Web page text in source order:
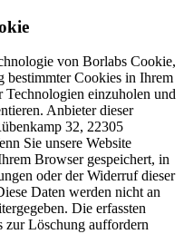
von Borlabs Cookie,
Cookies in Ihrem
Technologien einzuholen und
Anbieter dieser
32, 22305
Sie unsere Website
Browser gespeichert, in
oder der Widerruf dieser
Daten werden nicht an
Die erfassten
zur Löschung auffordern